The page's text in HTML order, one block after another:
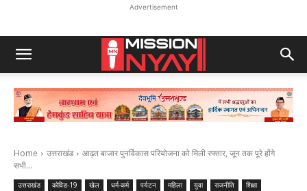
Advertisement
Home उत्तराखंड
आढ़त बाजार पुनर्विकास परियोजना को मिली रफ्तार, जून तक पूरे होंगे
सभी...
उत्तराखंड कोविड-19 खेल धर्म-कर्म पर्यटन महिला युवा राजनीति
शिक्षा